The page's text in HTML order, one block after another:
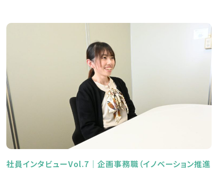
社員インタビューVol.7｜企画事務職（イノベーション推進